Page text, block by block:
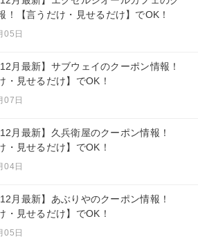
！【言うだけ・見せるだけ】でOK！
05日
12月最新】サブウェイのクーポン情報！
・見せるだけ】でOK！
07日
12月最新】久兵衛屋のクーポン情報！
・見せるだけ】でOK！
04日
12月最新】あぶりやのクーポン情報！
・見せるだけ】でOK！
05日